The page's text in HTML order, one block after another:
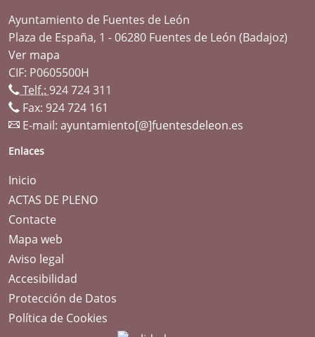
Ayuntamiento de Fuentes de León
Plaza de España, 1 - 06280 Fuentes de León (Badajoz)
Ver mapa
CIF: P0605500H
Telf.: 924 724 311
Fax: 924 724 161
E-mail: ayuntamiento[@]fuentesdeleon.es
Enlaces
Inicio
ACTAS DE PLENO
Contacte
Mapa web
Aviso legal
Accesibilidad
Protección de Datos
Política de Cookies